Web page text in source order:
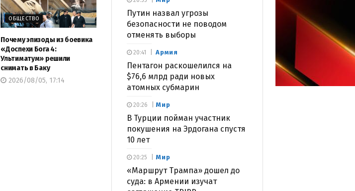
ОБЩЕСТВО
Почему эпизоды из боевика
«Доспехи Бога 4:
Ультиматум» решили
снимать в Баку
2026/08/05, 17:14
Путин назвал угрозы
безопасности не поводом
отменять выборы
Армия
Пентагон раскошелился на
$76,6 млрд ради новых
атомных субмарин
20:41
Мир
В Турции пойман участник
покушения на Эрдогана спустя
10 лет
20:26
Мир
«Маршрут Трампа» дошел до
суда: в Армении изучат
20:25